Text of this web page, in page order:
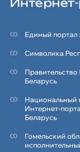
Единый портал
Символика
Правительство
Беларусь
Национальный
Интернет-
Беларусь
Гомельский